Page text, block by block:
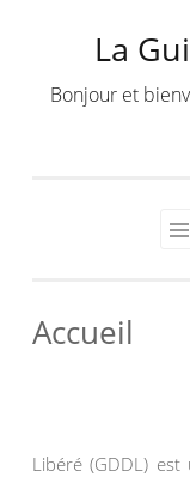
contenu
La
Bonjour et
Accueil
Libéré (GDDL)